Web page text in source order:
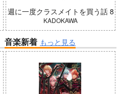
週に一度クラスメイトを買う話 8
KADOKAWA
音楽新着 もっと見る